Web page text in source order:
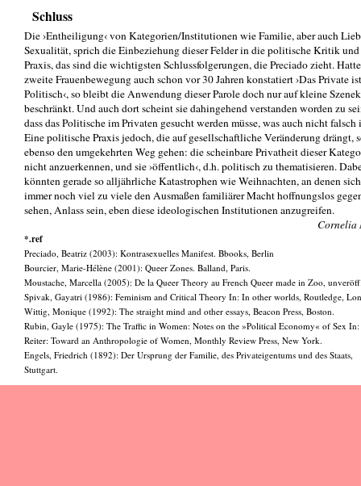
Schluss
Die ›Entheiligung‹ von Kategorien/Institutionen wie Familie, aber auch
Sexualität, sprich die Einbeziehung dieser Felder in die politische Kritik und
Praxis, das sind die wichtigsten Schlussfolgerungen, die Preciado zieht.
zweite Frauenbewegung auch schon vor 30 Jahren konstatiert ›Das Private ist
Politisch‹, so bleibt die Anwendung dieser Parole doch nur auf kleine
beschränkt. Und auch dort scheint sie dahingehend verstanden worden zu
dass das Politische im Privaten gesucht werden müsse, was auch nicht falsch
Eine politische Praxis jedoch, die auf gesellschaftliche Veränderung drängt,
ebenso den umgekehrten Weg gehen: die scheinbare Privatheit dieser
nicht anzuerkennen, und sie ›öffentlich‹, d.h. politisch zu thematisieren.
könnten gerade so alljährliche Katastrophen wie Weihnachten, an denen sich
immer noch viel zu viele den Ausmaßen familiärer Macht hoffnungslos
sehen, Anlass sein, eben diese ideologischen Institutionen anzugreifen.
Cornelia
*.ref
Preciado, Beatriz (2003): Kontrasexuelles Manifest. Bbooks, Berlin
Bourcier, Marie-Hélène (2001): Queer Zones. Balland, Paris.
Moustache, Marcella (2005): De la Queer Theory au French Queer made in Zoo,
Spivak, Gayatri (1986): Feminism and Critical Theory In: In other worlds, Routledge,
Wittig, Monique (1992): The straight mind and other essays, Beacon Press, Boston.
Rubin, Gayle (1975): The Traffic in Women: Notes on the »Political Economy« of Sex In:
Reiter: Toward an Anthropologie of Women, Monthly Review Press, New York.
Engels, Friedrich (1892): Der Ursprung der Familie, des Privateigentums und des Staats,
Stuttgart.